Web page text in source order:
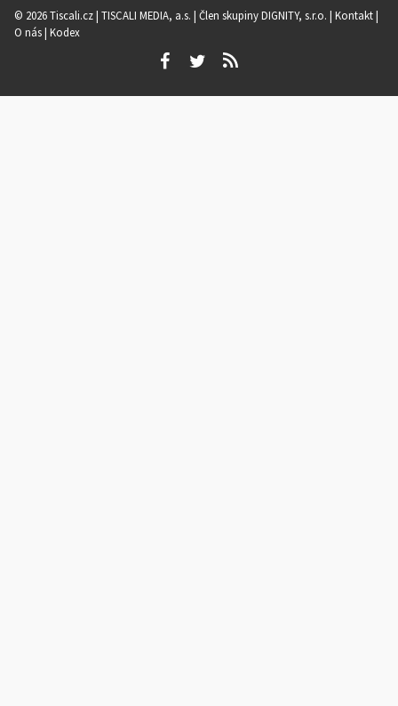
© 2026 Tiscali.cz | TISCALI MEDIA, a.s. | Člen skupiny DIGNITY, s.r.o. | Kontakt|
O nás| Kodex